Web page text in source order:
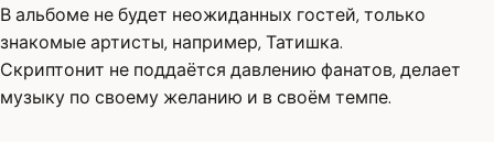
В альбоме не будет неожиданных гостей, только
знакомые артисты, например, Татишка.
Скриптонит не поддаётся давлению фанатов, делает
музыку по своему желанию и в своём темпе.